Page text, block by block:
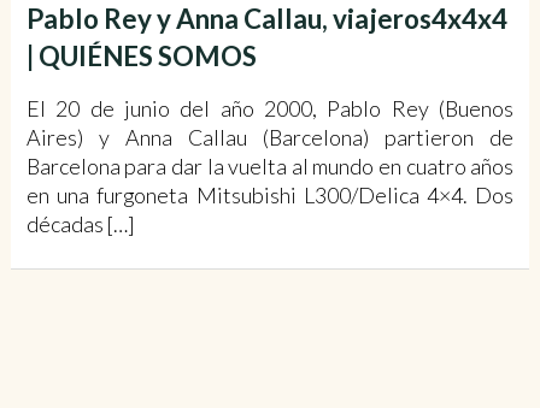
Pablo Rey y Anna Callau, viajeros4x4x4
| QUIÉNES SOMOS
El 20 de junio del año 2000, Pablo Rey (Buenos
Aires) y Anna Callau (Barcelona) partieron de
Barcelona para dar la vuelta al mundo en cuatro años
en una furgoneta Mitsubishi L300/Delica 4×4. Dos
décadas […]